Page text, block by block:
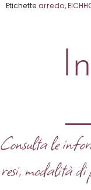
5
Etichette arredo,
Consulta le
resi, modalità di